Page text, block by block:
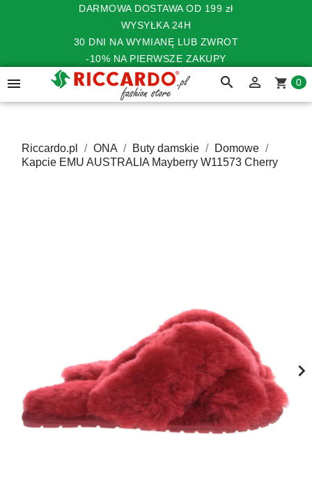
DARMOWA DOSTAWA OD 199 zł
WYSYŁKA 24H
30 DNI NA WYMIANĘ LUB ZWROT
-10% NA PIERWSZE ZAKUPY
 search  shopping_cart 0
Riccardo.pl ONA Buty damskie
Domowe
Kapcie EMU AUSTRALIA Mayberry W11573 Cherry
